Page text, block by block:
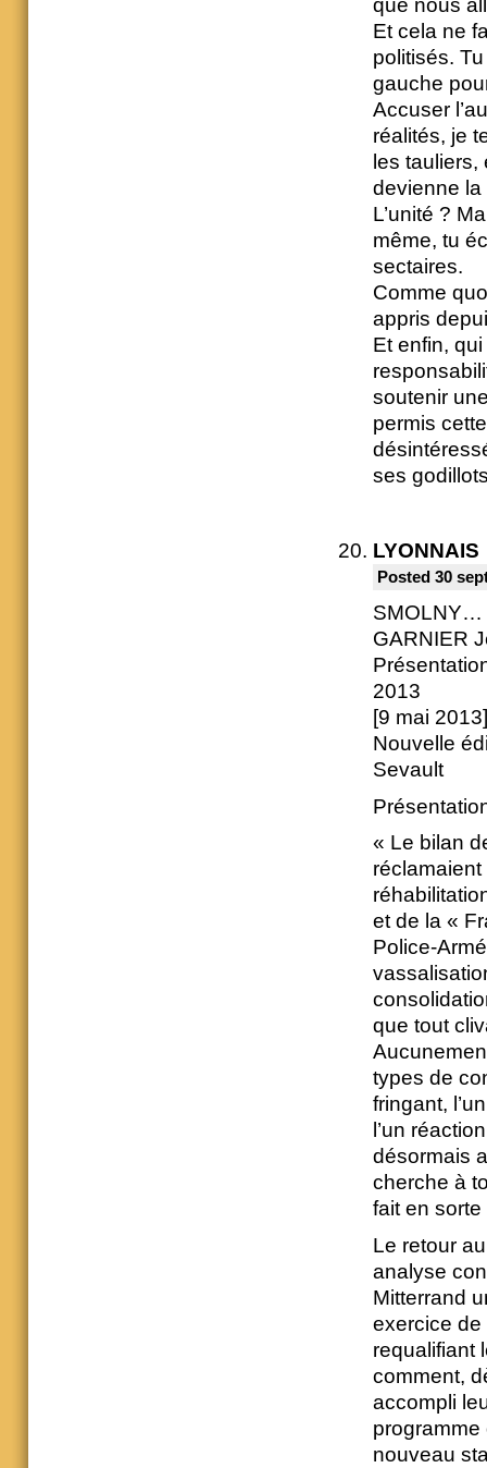
que nous
Et cela ne
politisés.
gauche
Accuser
réalités, je
les
devienne la
L’unité ?
même, tu
sectaires.
Comme
appris
Et enfin,
soutenir
permis
ses
LYONNAIS
Posted 30
GARNIER
2013
[9 mai
Nouvelle
Sevault
« Le bilan
et de la «
Police-
que tout
types de
fringant,
l’un
désormais
cherche à
fait en
Le retour
analyse
Mitterrand
exercice de
requalifiant
comment,
accompli
programme
nouveau